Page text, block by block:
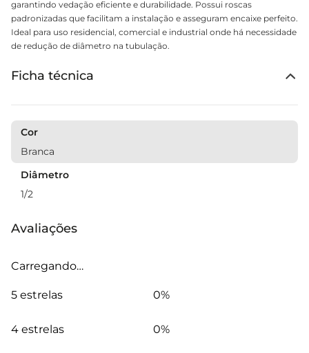
garantindo vedação eficiente e durabilidade. Possui roscas
padronizadas que facilitam a instalação e asseguram encaixe perfeito.
Ideal para uso residencial, comercial e industrial onde há necessidade
de redução de diâmetro na tubulação.
Ficha técnica
Cor
Branca
Diâmetro
1/2
Avaliações
Carregando…
5 estrelas 0%
4 estrelas 0%